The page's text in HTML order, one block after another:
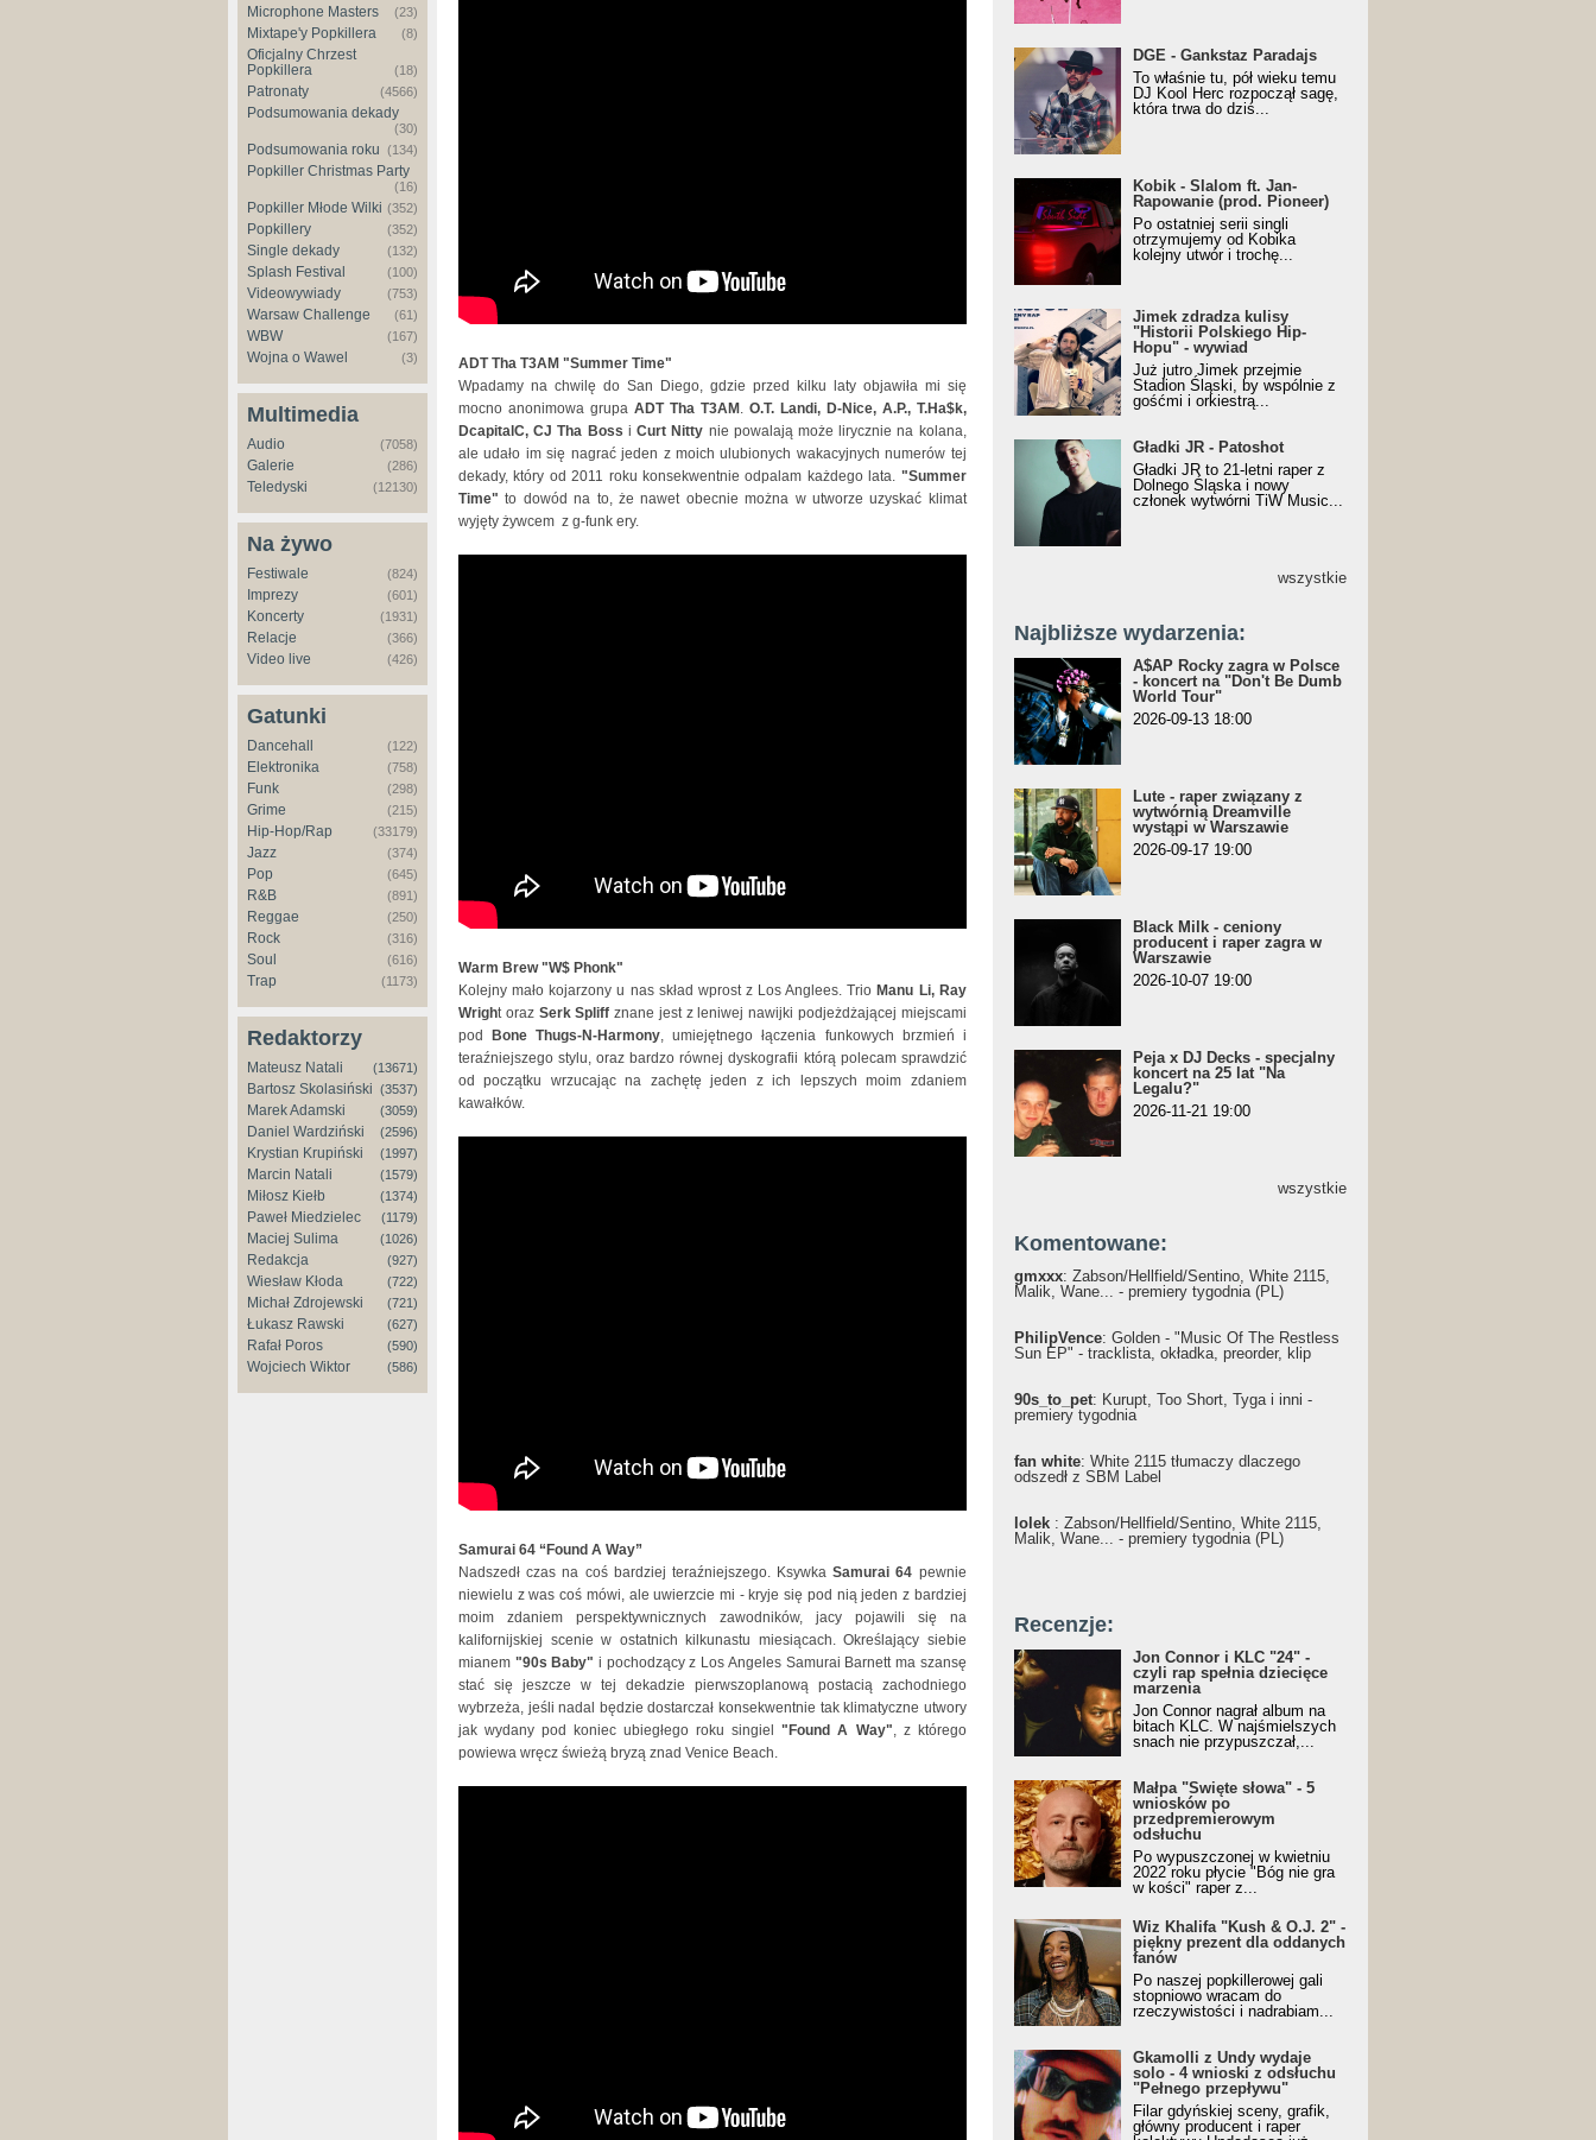
Microphone Masters (23)
Mixtape'y Popkillera (8)
Oficjalny Chrzest
Popkillera
(18)
Patronaty (4566)
Podsumowania dekady
(30)
Podsumowania roku (134)
Popkiller Christmas Party
(16)
Popkiller Młode Wilki (352)
Popkillery (352)
Single dekady (132)
Splash Festival (100)
Videowywiady (753)
Warsaw Challenge (61)
WBW (167)
Wojna o Wawel (3)
Multimedia
Audio (7058)
Galerie (286)
Teledyski (12130)
Na żywo
Festiwale (824)
Imprezy (601)
Koncerty (1931)
Relacje (366)
Video live (426)
Gatunki
Dancehall (122)
Elektronika (758)
Funk (298)
Grime (215)
Hip-Hop/Rap (33179)
Jazz (374)
Pop (645)
R&B (891)
Reggae (250)
Rock (316)
Soul (616)
Trap (1173)
Redaktorzy
Mateusz Natali (13671)
Bartosz Skolasiński (3537)
Marek Adamski (3059)
Daniel Wardziński (2596)
Krystian Krupiński (1997)
Marcin Natali (1579)
Miłosz Kiełb (1374)
Paweł Miedzielec (1179)
Maciej Sulima (1026)
Redakcja (927)
Wiesław Kłoda (722)
Michał Zdrojewski (721)
Łukasz Rawski (627)
Rafał Poros (590)
Wojciech Wiktor (586)
ADT Tha T3AM "Summer Time"
Wpadamy na chwilę do San Diego, gdzie przed kilku laty objawiła mi się
mocno anonimowa grupa ADT Tha T3AM . O.T. Landi, D-Nice, A.P., T.Ha$k,
DcapitalC, CJ Tha Boss iCurt Nitty nie powalają może lirycznie na kolana,
ale udało im się nagrać jeden z moich ulubionych wakacyjnych numerów tej
dekady, który od 2011 roku konsekwentnie odpalam każdego lata. "Summer
Time" to dowód na to, że nawet obecnie można w utworze uzyskać klimat
wyjęty żywcem z g-funk ery.
Warm Brew "W$ Phonk"
Kolejny mało kojarzony u nas skład wprost z Los Anglees. Trio Manu Li, Ray
Wright oraz Serk Spliff znane jest z leniwej nawijki podjeżdżającej miejscami
pod
Bone Thugs-N-Harmony, umiejętnego łączenia funkowych brzmień i
teraźniejszego stylu, oraz bardzo równej dyskografii którą polecam sprawdzić
od początku wrzucając na zachętę jeden z ich lepszych moim zdaniem
kawałków.
Samurai 64 “Found A Way”
Nadszedł czas na coś bardziej teraźniejszego. KsywkaSamurai 64 pewnie
niewielu z was coś mówi, ale uwierzcie mi - kryje się pod nią jeden z bardziej
moim zdaniem perspektywnicznych zawodników, jacy pojawili się na
kalifornijskiej scenie w ostatnich kilkunastu miesiącach. Określający siebie
mianem "90s Baby" i pochodzący z Los Angeles Samurai Barnett ma szansę
stać się jeszcze w tej dekadzie pierwszoplanową postacią zachodniego
wybrzeża, jeśli nadal będzie dostarczał konsekwentnie tak klimatyczne utwory
jak wydany pod koniec ubiegłego roku singiel"Found A Way", z którego
powiewa wręcz świeżą bryzą znad Venice Beach.
donGURALesko z nagrodą za
Klasyczny/Trueschoolowy
Album Roku (Popkillery 2023)
DGE - Gankstaz Paradajs
To właśnie tu, pół wieku temu
DJ Kool Herc rozpoczął sagę,
która trwa do dziś...
Kobik - Slalom ft. Jan-
Rapowanie (prod. Pioneer)
[Official Music Visualiser]
Kobik - Slalom ft. Jan-
Rapowanie (prod. Pioneer)
Po ostatniej serii singli
otrzymujemy od Kobika
kolejny utwór i trochę...
Jimek zdradza kulisy "Historii
Polskiego Hip-Hopu" - wywiad
Jimek zdradza kulisy
"Historii Polskiego Hip-
Hopu" - wywiad
Już jutro Jimek przejmie
Stadion Śląski, by wspólnie z
gośćmi i orkiestrą...
Gładki JR - Patoshot
Gładki JR - Patoshot
Gładki JR to 21-letni raper z
Dolnego Śląska i nowy
członek wytwórni TiW Music...
wszystkie
Najbliższe wydarzenia:
A$AP Rocky zagra w Polsce
- koncert na "Don't Be Dumb
World Tour"
2026-09-13 18:00
Lute - raper związany z
wytwórnią Dreamville
wystąpi w Warszawie
2026-09-17 19:00
Black Milk - ceniony
producent i raper zagra w
Warszawie
2026-10-07 19:00
Peja x DJ Decks - specjalny
koncert na 25 lat "Na
Legalu?"
2026-11-21 19:00
wszystkie
Komentowane:
gmxxx: Żabson/Hellfield/Sentino, White 2115,
Malik, Wane... - premiery tygodnia (PL)
PhilipVence: Golden - "Music Of The Restless
Sun EP" - tracklista, okładka, preorder, klip
90s_to_pet: Kurupt, Too Short, Tyga i inni -
premiery tygodnia
fan white: White 2115 tłumaczy dlaczego
odszedł z SBM Label
lolek : Żabson/Hellfield/Sentino, White 2115,
Malik, Wane... - premiery tygodnia (PL)
Recenzje:
Jon Connor i KLC "24" -
czyli rap spełnia dziecięce
marzenia
Jon Connor nagrał album na
bitach KLC. W najśmielszych
snach nie przypuszczał,...
Małpa "Święte słowa" - 5
wniosków po
przedpremierowym
odsłuchu
Po wypuszczonej w kwietniu
2022 roku płycie "Bóg nie gra
w kości" raper z...
Wiz Khalifa "Kush & O.J. 2" -
piękny prezent dla oddanych
fanów
Po naszej popkillerowej gali
stopniowo wracam do
rzeczywistości i nadrabiam...
Gkamolli z Undy wydaje
solo - 4 wnioski z odsłuchu
"Pełnego przepływu"
Filar gdyńskiej sceny, grafik,
główny producent i raper